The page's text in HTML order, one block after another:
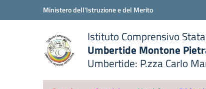
Vai ai contenuti
Vai al menu di navigazioneMinistero dell'Istruzione e del Merito
scuola
Istituto Comprensivo
Umbertide Montone
Umbertide: P.zza Carlo
— Visita la pagina iniziale